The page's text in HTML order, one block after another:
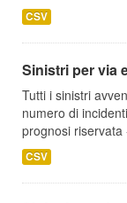
CSV
Sinistri per via
Tutti i sinistri
numero di
prognosi riservata
CSV